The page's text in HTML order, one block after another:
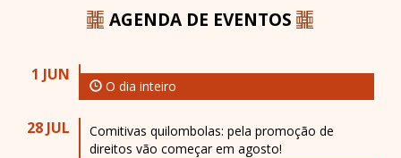
AGENDA DE EVENTOS
1 JUN
O dia inteiro
28 JUL
Comitivas quilombolas: pela promoção de
direitos vão começar em agosto!